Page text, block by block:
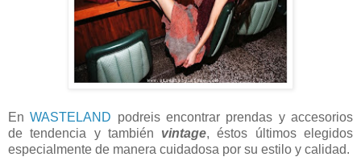
EnWASTELAND podreis encontrar prendas y accesorios
de tendencia y también vintage, éstos últimos elegidos
especialmente de manera cuidadosa por su estilo y calidad.